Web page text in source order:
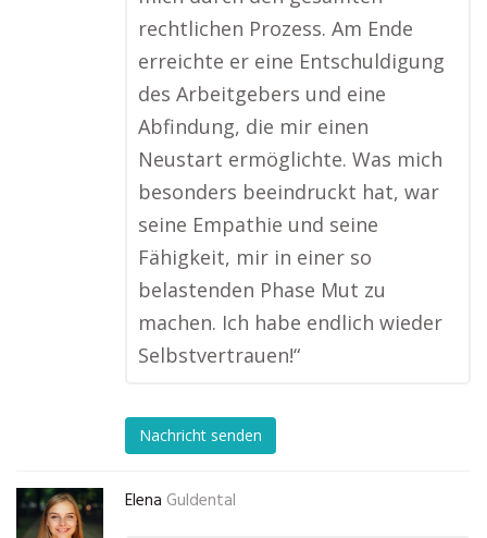
rechtlichen Prozess. Am Ende
erreichte er eine Entschuldigung
des Arbeitgebers und eine
Abfindung, die mir einen
Neustart ermöglichte. Was mich
besonders beeindruckt hat, war
seine Empathie und seine
Fähigkeit, mir in einer so
belastenden Phase Mut zu
machen. Ich habe endlich wieder
Selbstvertrauen!“
Nachricht senden
Elena Guldental